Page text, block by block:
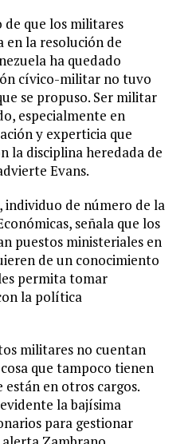
de que los militares
en la resolución de
ha quedado
cívico-militar no tuvo
se propuso. Ser militar
especialmente en
y experticia que
la disciplina heredada de
Evans.
individuo de número de la
señala que los
puestos ministeriales en
de un conocimiento
permita tomar
la política
militares no cuentan
que tampoco tienen
están en otros cargos.
la bajísima
para gestionar